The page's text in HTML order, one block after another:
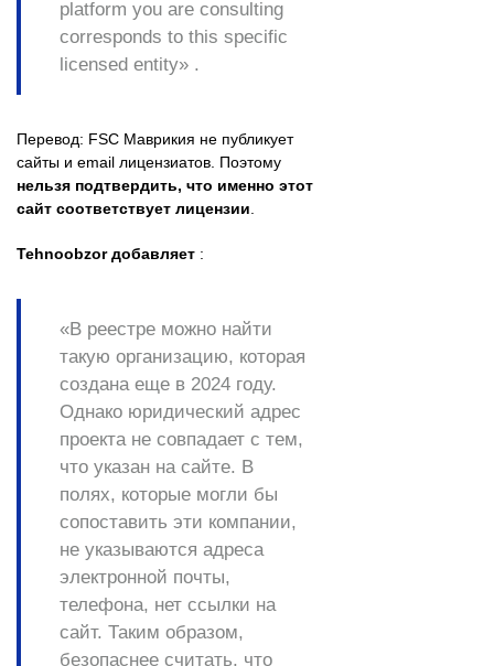
platform you are consulting
corresponds to this specific
licensed entity» .
Перевод: FSC Маврикия не публикует
сайты и email лицензиатов. Поэтому
нельзя подтвердить, что именно этот
сайт соответствует лицензии
Tehnoobzor добавляет :
«В реестре можно найти
такую организацию, которая
создана еще в 2024 году.
Однако юридический адрес
проекта не совпадает с тем,
что указан на сайте. В
полях, которые могли бы
сопоставить эти компании,
не указываются адреса
электронной почты,
телефона, нет ссылки на
сайт. Таким образом,
безопаснее считать, что